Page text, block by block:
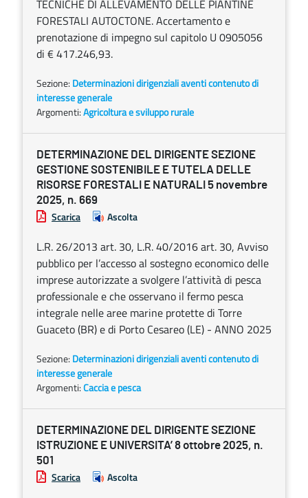
TECNICHE DI ALLEVAMENTO DELLE PIANTINE
FORESTALI AUTOCTONE. Accertamento e
prenotazione di impegno sul capitolo U 0905056
di € 417.246,93.
Sezione: Determinazioni dirigenziali aventi contenuto di
interesse generale
Argomenti:Agricoltura e sviluppo rurale
DETERMINAZIONE DEL DIRIGENTE SEZIONE
GESTIONE SOSTENIBILE E TUTELA DELLE
RISORSE FORESTALI E NATURALI 5 novembre
2025, n. 669
Scarica Ascolta
L.R. 26/2013 art. 30, L.R. 40/2016 art. 30, Avviso
pubblico per l’accesso al sostegno economico delle
imprese autorizzate a svolgere l’attività di pesca
professionale e che osservano il fermo pesca
integrale nelle aree marine protette di Torre
Guaceto (BR) e di Porto Cesareo (LE) - ANNO 2025
Sezione: Determinazioni dirigenziali aventi contenuto di
interesse generale
Argomenti:Caccia e pesca
DETERMINAZIONE DEL DIRIGENTE SEZIONE
ISTRUZIONE E UNIVERSITA’ 8 ottobre 2025, n.
501
Scarica Ascolta